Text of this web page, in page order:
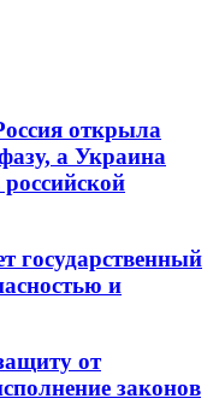
открыла
а Украина
государственный
и
от
законов